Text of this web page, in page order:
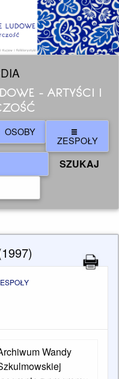
- ARTYŚCI I
OSOBY
ZESPOŁY
SZUKAJ
Wandy